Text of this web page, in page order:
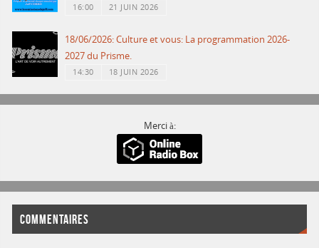
16:00 21 JUIN 2026
18/06/2026: Culture et vous: La programmation 2026-
2027 du Prisme.
14:30 18 JUIN 2026
Merci à:
COMMENTAIRES